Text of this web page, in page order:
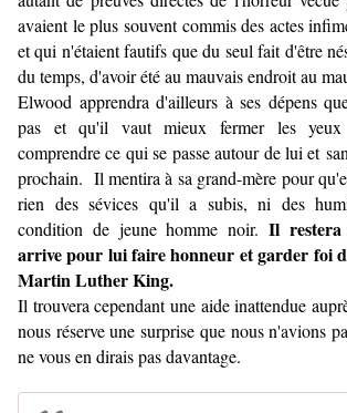
avaient le plus souvent commis des actes
et qui n'étaient fautifs que du seul fait d'être
du temps, d'avoir été au mauvais endroit au
Elwood apprendra d'ailleurs à ses dépens
pas et qu'il vaut mieux fermer les yeux
comprendre ce qui se passe autour de lui et
prochain. Il mentira à sa grand-mère pour
rien des sévices qu'il a subis, ni des
condition de jeune homme noir. Il
arrive pour lui faire honneur et garder foi
Martin Luther King.
Il trouvera cependant une aide inattendue
nous réserve une surprise que nous n'avions
ne vous en dirais pas davantage.